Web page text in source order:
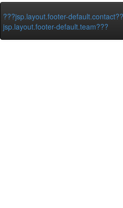
???jsp.layout.footer-
jsp.layout.footer-default.team???